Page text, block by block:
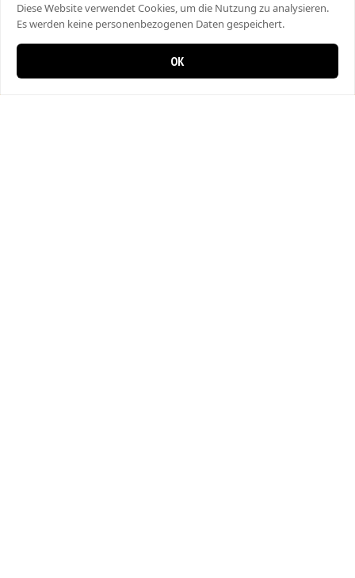
Diese Website verwendet Cookies, um die Nutzung zu analysieren.
Es werden keine personenbezogenen Daten gespeichert.
OK